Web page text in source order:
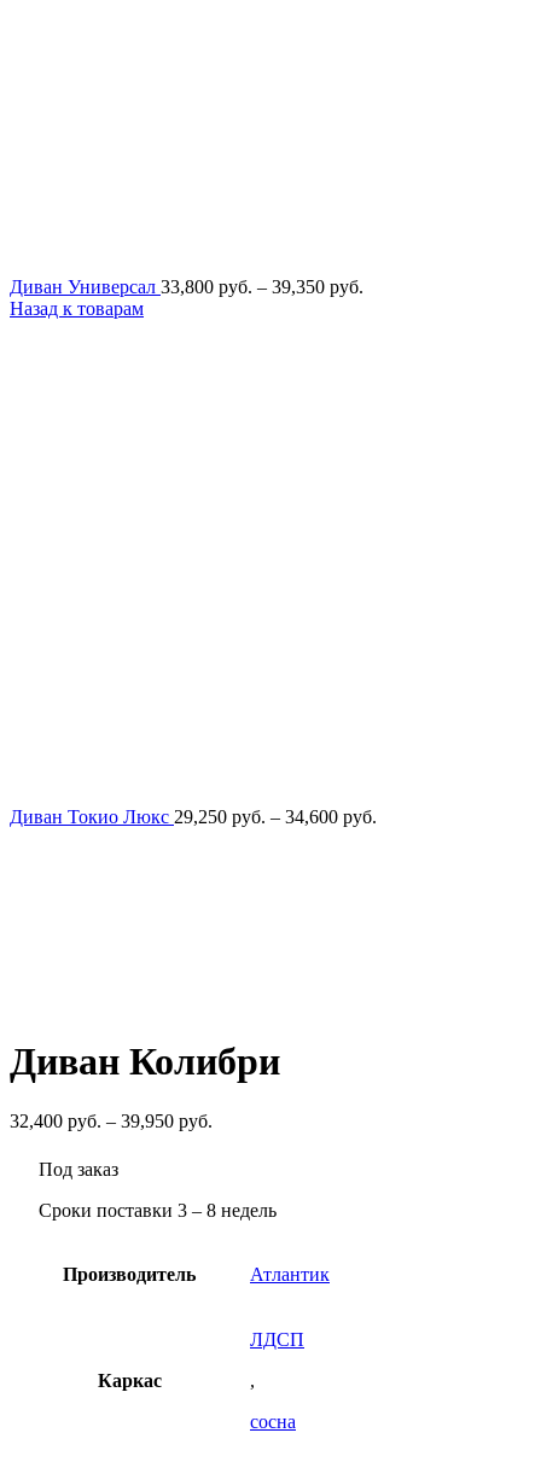
Диван Универсал 33,800 руб. – 39,350 руб.
Назад к товарам
Диван Токио Люкс 29,250 руб. – 34,600 руб.
Диван Колибри
32,400 руб. – 39,950 руб.
–
Под заказ
Сроки поставки 3 – 8 недель
Производитель Атлантик
Каркас
ЛДСП
,
сосна